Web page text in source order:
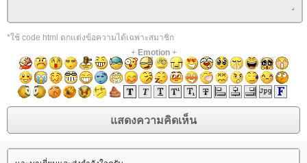
*ใช้ code html ตกแต่งข้อความได้เฉพาะสมาชิก
+ Emotion+